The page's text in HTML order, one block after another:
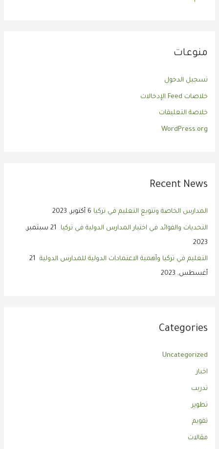
منوعات
تسجيل الدخول
خلاصات Feed الإدخالات
خلاصة التعليقات
WordPress.org
Recent News
المدارس الخاصة وتنويع التعليم في تركيا 6 أكتوبر, 2023
التحديات والفوائد في اختيار المدارس الدولية في تركيا
21 سبتمبر,
2023
التعليم في تركيا وأهمية الاعتمادات الدولية للمدارس الدولية
21
أغسطس, 2023
Categories
Uncategorized
اخبار
تدريب
تطوير
تقويم
مقالات